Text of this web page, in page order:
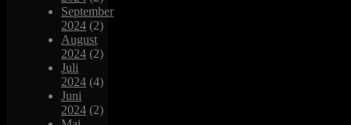
September
2024 (2)
August
2024 (2)
Juli
2024 (4)
Juni
2024 (2)